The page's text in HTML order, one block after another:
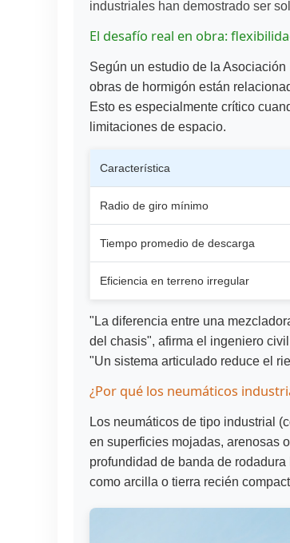
industriales han demostrado ser
El desafío real en obra:
Según un estudio de la
obras de hormigón están
Esto es especialmente crítico
limitaciones de espacio.
Característica
Radio de giro mínimo
Tiempo promedio de descarga
Eficiencia en terreno irregular
"La diferencia entre una
del chasis", afirma el ingeniero
"Un sistema articulado reduce el
¿Por qué los neumáticos
Los neumáticos de tipo industrial
en superficies mojadas, arenosas
profundidad de banda de
como arcilla o tierra recién